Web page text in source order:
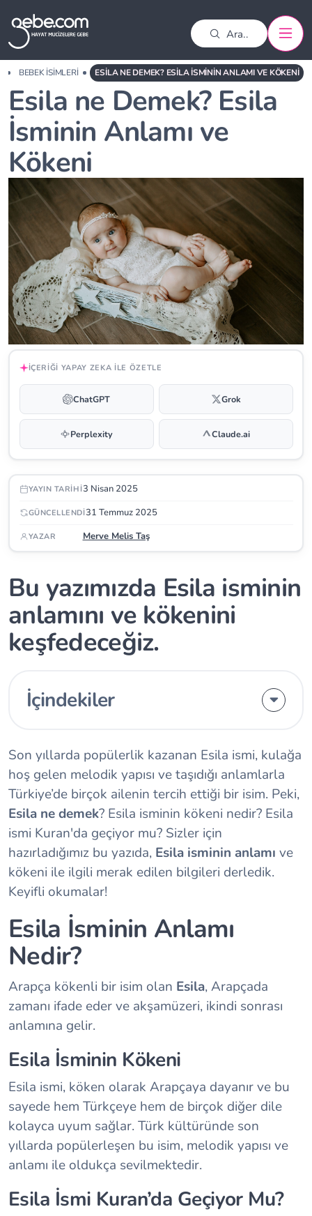
BEBEK İSIMLERI ESILA NE DEMEK? ESILA İSMININ ANLAMI VE KÖKENI
Esila ne Demek? Esila
İsminin Anlamı ve
Kökeni
İÇERIĞI YAPAY ZEKA ILE ÖZETLE
ChatGPT Grok
Perplexity Claude.ai
YAYIN TARIHI3 Nisan 2025
GÜNCELLENDI31 Temmuz 2025
YAZAR Merve Melis Taş
Bu yazımızda Esila isminin
anlamını ve kökenini
keşfedeceğiz.
İçindekiler
Son yıllarda popülerlik kazanan Esila ismi, kulağa
hoş gelen melodik yapısı ve taşıdığı anlamlarla
Türkiye’de birçok ailenin tercih ettiği bir isim. Peki,
Esila ne demek? Esila isminin kökeni nedir? Esila
ismi Kuran'da geçiyor mu? Sizler için
hazırladığımız bu yazıda, Esila isminin anlamı ve
kökeni ile ilgili merak edilen bilgileri derledik.
Keyifli okumalar!
Esila İsminin Anlamı
Nedir?
Arapça kökenli bir isim olan Esila, Arapçada
zamanı ifade eder ve akşamüzeri, ikindi sonrası
anlamına gelir.
Esila İsminin Kökeni
Esila ismi, köken olarak Arapçaya dayanır ve bu
sayede hem Türkçeye hem de birçok diğer dile
kolayca uyum sağlar. Türk kültüründe son
yıllarda popülerleşen bu isim, melodik yapısı ve
anlamı ile oldukça sevilmektedir.
Esila İsmi Kuran’da Geçiyor Mu?